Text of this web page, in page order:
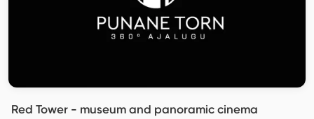
Red Tower - museum and panoramic cinema